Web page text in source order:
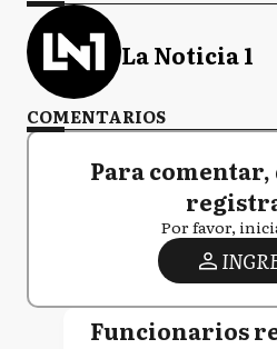
La Noticia 1
COMENTARIOS
Para comentar,
Por favor,
Funcionarios